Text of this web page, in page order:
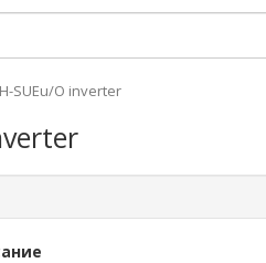
SUEu/O inverter